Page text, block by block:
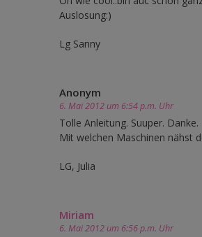
Auslosung:)
Lg Sanny
Anonym
6. Mai 2012 um 6:54 p.m. Uhr
Tolle Anleitung. Suuper. Danke.
Mit welchen Maschinen nähst
LG, Julia
Miriam
6. Mai 2012 um 6:56 p.m. Uhr